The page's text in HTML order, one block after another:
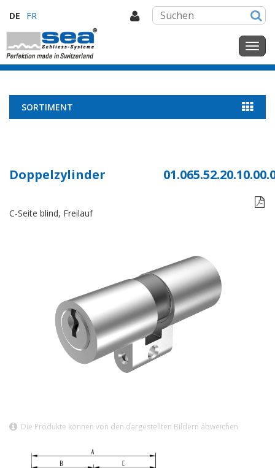
DE FR
SORTIMENT
Doppelzylinder

C-Seite blind, Freilauf
Die Produkte können von den dargestellten Bildern abweichen